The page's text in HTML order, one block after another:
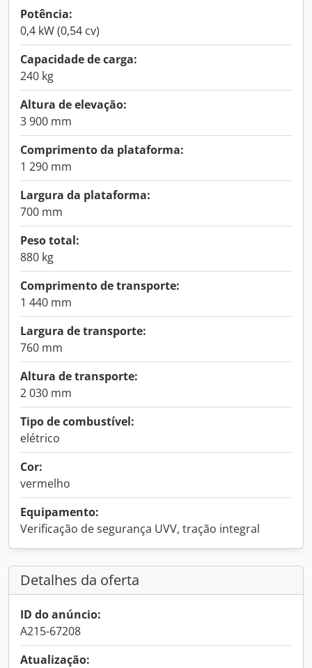
Potência:
0,4 kW (0,54 cv)
Capacidade de carga:
240 kg
Altura de elevação:
3 900 mm
Comprimento da plataforma:
1 290 mm
Largura da plataforma:
700 mm
Peso total:
880 kg
Comprimento de transporte:
1 440 mm
Largura de transporte:
760 mm
Altura de transporte:
2 030 mm
Tipo de combustível:
elétrico
Cor:
vermelho
Equipamento:
Verificação de segurança UVV, tração integral
Detalhes da oferta
ID do anúncio:
A215-67208
Atualização: